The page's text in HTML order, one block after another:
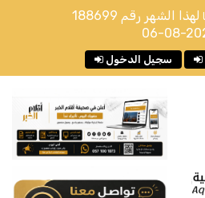
لهذا الشهر رقم 188699
06-08-
سجيل الدخول